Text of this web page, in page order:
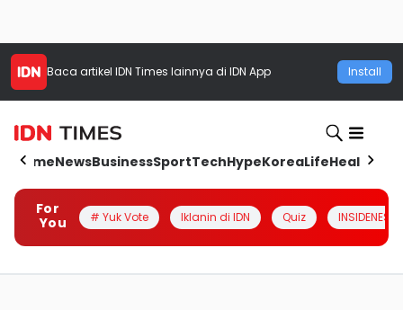
Baca artikel IDN Times lainnya di IDN App Install
HomeNewsBusinessSportTechHypeKoreaLifeHealth
For
You
# Yuk Vote Iklanin di IDN Quiz INSIDENESIA